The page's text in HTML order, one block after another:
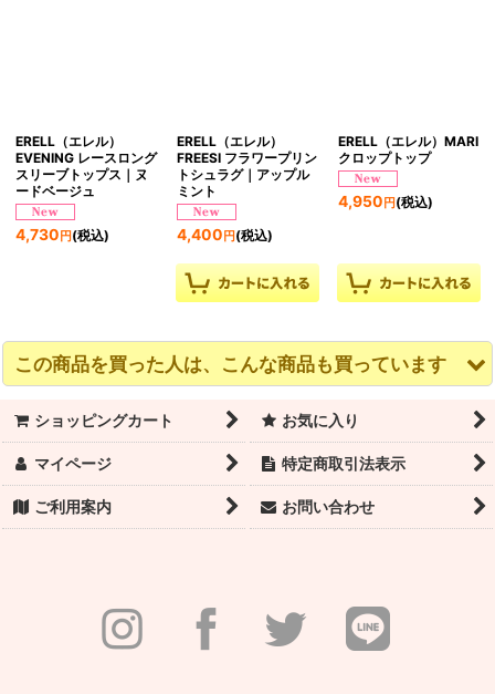
ERELL（エレル）
EVENING レースロング
スリーブトップス｜ヌ
ードベージュ
4,730 円 (税込)
ERELL（エレル）
FREESI フラワープリン
トシュラグ｜アップル
ミント
4,400 円(税込)
ERELL（エレル）MARI
クロップトップ
4,950 円(税込)
この商品を買った人は、こんな商品も買っています
(税込)
(税込) 7,700円
ショッピングカート お気に入り
マイページ 特定商取引法表示
ご利用案内 お問い合わせ